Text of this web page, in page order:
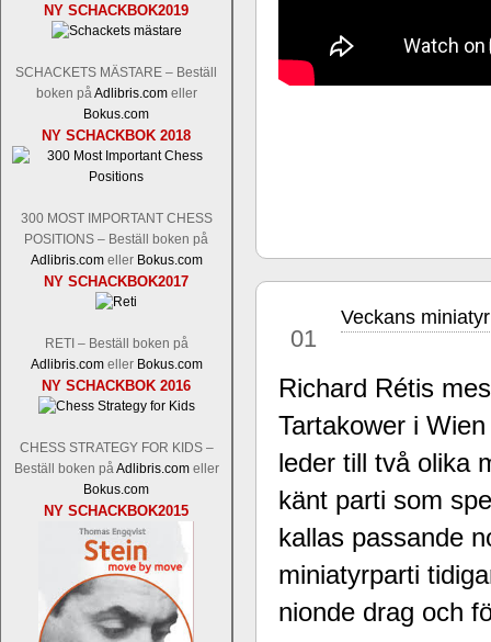
NY SCHACKBOK2019
SCHACKETS MÄSTARE – Beställ
boken påAdlibris.comeller
Bokus.com
NY SCHACKBOK 2018
300 MOST IMPORTANT CHESS
POSITIONS – Beställ boken på
Adlibris.comeller Bokus.com
NY SCHACKBOK2017
RETI – Beställ boken på
Adlibris.comeller Bokus.com
NY SCHACKBOK 2016
CHESS STRATEGY FOR KIDS –
Beställ boken påAdlibris.comeller
Bokus.com
NY SCHACKBOK2015
Hillarp Persson, GM Pia Cramling-
och öppen så vem helst kan ta
längesedan vi hade ett sådant
En svensk schackbok -Schackets
en förfrågan av författarna.
betänketiden så schack bör
boken i ur och skur och den har
fotografier som de flesta aldrig har
Uffes angreppspartier med
saknats i den svenska
01
Veckans
Richard Rétis
Tartakower i
leder till två olika
känt parti som
kallas passande
miniatyrparti
nionde drag och